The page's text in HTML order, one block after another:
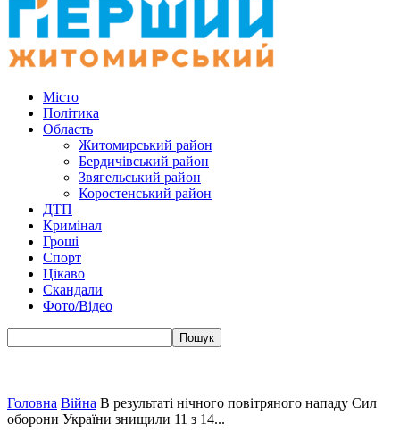
Місто
Політика
Область
Житомирський район
Бердичівський район
Звягельський район
Коростенський район
ДТП
Кримінал
Гроші
Спорт
Цікаво
Скандали
Фото/Відео
Головна Війна В результаті нічного повітряного нападу Сил
оборони України знищили 11 з 14...